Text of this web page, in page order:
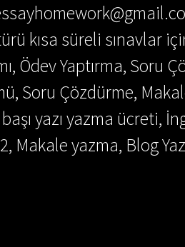
kısa süreli sınavlar
Ödev Yaptırma, Soru
Soru Çözdürme,
yazı yazma ücreti,
Makale yazma, Blog